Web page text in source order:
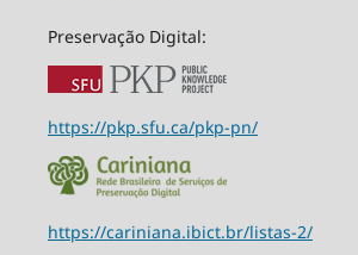
Preservação Digital:
https://pkp.sfu.ca/pkp-pn/
https://cariniana.ibict.br/listas-2/